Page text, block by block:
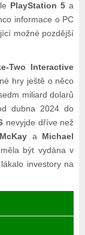
PlayStation 5 a
informace o PC
možné pozdější
Two Interactive
hry ještě o něco
miliard dolarů
dubna 2024 do
nevyjde dříve než
a Michael
být vydána v
investory na